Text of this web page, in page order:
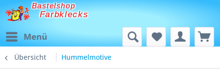
Bastelshop
Farbklecks
Menü
Übersicht Hummelmotive